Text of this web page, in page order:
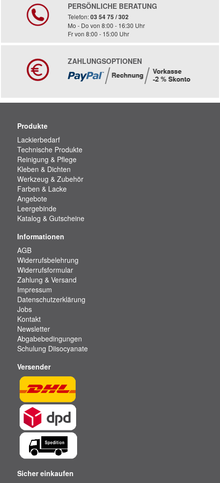
PERSÖNLICHE BERATUNG
Telefon:03 54 75 / 302
Mo - Do von 8:00 - 16:30 Uhr
Fr von 8:00 - 15:00 Uhr
ZAHLUNGSOPTIONEN
Produkte
Lackierbedarf
Technische Produkte
Reinigung & Pflege
Kleben & Dichten
Werkzeug & Zubehör
Farben & Lacke
Angebote
Leergebinde
Katalog & Gutscheine
Informationen
AGB
Widerrufsbelehrung
Widerrufsformular
Zahlung & Versand
Impressum
Datenschutzerklärung
Jobs
Kontakt
Newsletter
Abgabebedingungen
Schulung Diisocyanate
Versender
Sicher einkaufen